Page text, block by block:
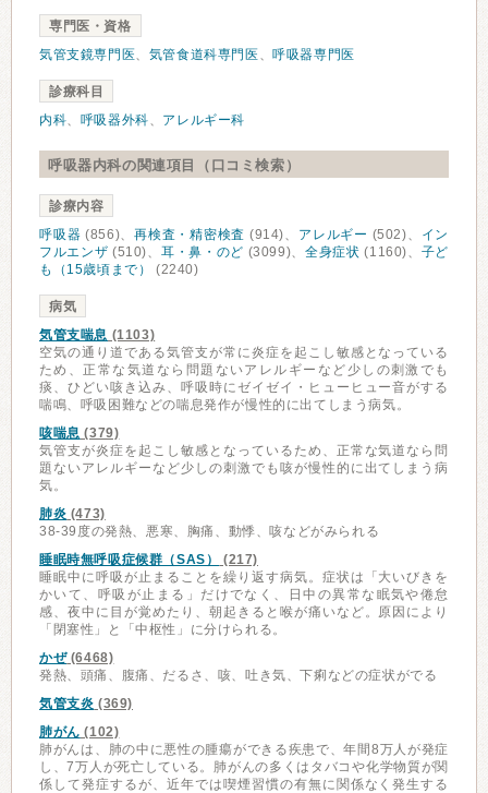
専門医・資格
気管支鏡専門医、 気管食道科専門医 、呼吸器専門医
診療科目
内科、 呼吸器外科、 アレルギー科
呼吸器内科の関連項目（口コミ検索）
診療内容
呼吸器 (856)、再検査・精密検査 (914)、 アレルギー (502)、 イン
フルエンザ (510)、 耳・鼻・のど (3099)、 全身症状 (1160)、 子ど
も（15歳頃まで）
(2240)
病気
気管支喘息 (1103)
空気の通り道である気管支が常に炎症を起こし敏感となっている
ため、正常な気道なら問題ないアレルギーなど少しの刺激でも
痰、ひどい咳き込み、呼吸時にゼイゼイ・ヒューヒュー音がする
喘鳴、呼吸困難などの喘息発作が慢性的に出てしまう病気。
咳喘息 (379)
気管支が炎症を起こし敏感となっているため、正常な気道なら問
題ないアレルギーなど少しの刺激でも咳が慢性的に出てしまう病
気。
肺炎 (473)
38-39度の発熱、悪寒、胸痛、動悸、咳などがみられる
睡眠時無呼吸症候群（SAS）
(217)
睡眠中に呼吸が止まることを繰り返す病気。症状は「大いびきを
かいて、呼吸が止まる」だけでなく、日中の異常な眠気や倦怠
感、夜中に目が覚めたり、朝起きると喉が痛いなど。原因により
「閉塞性」と「中枢性」に分けられる。
かぜ(6468)
発熱、頭痛、腹痛、だるさ、咳、吐き気、下痢などの症状がでる
気管支炎 (369)
肺がん (102)
肺がんは、肺の中に悪性の腫瘍ができる疾患で、年間8万人が発症
し、7万人が死亡している。肺がんの多くはタバコや化学物質が関
係して発症するが、近年では喫煙習慣の有無に関係なく発生する